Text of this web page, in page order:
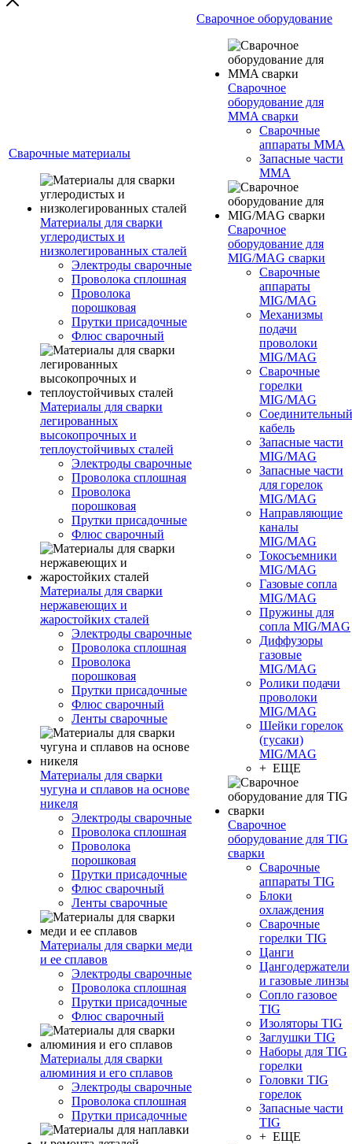
Сварочные материалы
Материалы для сварки
углеродистых и
низколегированных сталей
Электроды сварочные
Проволока сплошная
Проволока
порошковая
Прутки присадочные
Флюс сварочный
Материалы для сварки
легированных
высокопрочных и
теплоустойчивых сталей
Электроды сварочные
Проволока сплошная
Проволока
порошковая
Прутки присадочные
Флюс сварочный
Материалы для сварки
нержавеющих и
жаростойких сталей
Электроды сварочные
Проволока сплошная
Проволока
порошковая
Прутки присадочные
Флюс сварочный
Ленты сварочные
Материалы для сварки
чугуна и сплавов на основе
никеля
Электроды сварочные
Проволока сплошная
Проволока
порошковая
Прутки присадочные
Флюс сварочный
Ленты сварочные
Материалы для сварки меди
и ее сплавов
Электроды сварочные
Проволока сплошная
Прутки присадочные
Флюс сварочный
Материалы для сварки
алюминия и его сплавов
Электроды сварочные
Проволока сплошная
Прутки присадочные
Сварочное оборудование
Сварочное
оборудование для
MMA сварки
Сварочные
аппараты MMA
Запасные части
MMA
Сварочное
оборудование для
MIG/MAG сварки
Сварочные
аппараты
MIG/MAG
Механизмы
подачи
проволоки
MIG/MAG
Сварочные
горелки
MIG/MAG
Соединительный
кабель
Запасные части
MIG/MAG
Запасные части
для горелок
MIG/MAG
Направляющие
каналы
MIG/MAG
Токосъемники
MIG/MAG
Газовые сопла
MIG/MAG
Пружины для
сопла MIG/MAG
Диффузоры
газовые
MIG/MAG
Ролики подачи
проволоки
MIG/MAG
Шейки горелок
(гусаки)
MIG/MAG
+ ЕЩЕ
Сварочное
оборудование для TIG
сварки
Сварочные
аппараты TIG
Блоки
охлаждения
Сварочные
горелки TIG
Цанги
Цангодержатели
и газовые линзы
Сопло газовое
TIG
Изоляторы TIG
Заглушки TIG
Наборы для TIG
горелки
Головки TIG
горелок
Запасные части
TIG
+ ЕЩЕ